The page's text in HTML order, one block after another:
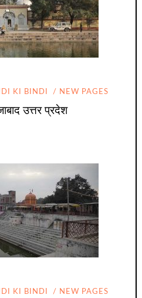
KI BINDI NEW PAGES
उत्तर प्रदेश
KI BINDI NEW PAGES